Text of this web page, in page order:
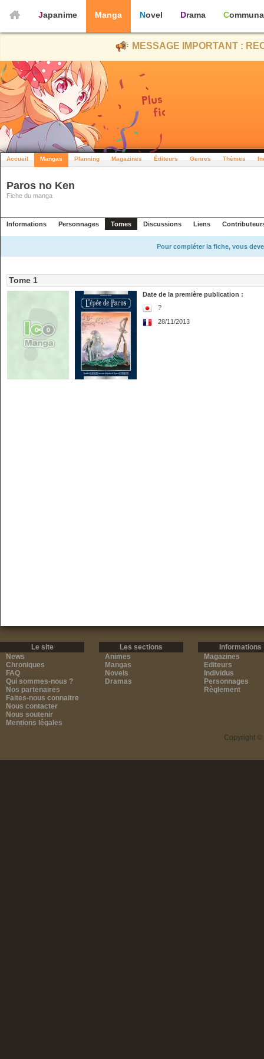
Japanime Manga Novel Drama
MESSAGE IMPORTANT :
Accueil Mangas Planning Magazines Éditeurs Genres Thèmes
Paros no Ken
Fiche du manga
Informations Personnages Tomes Discussions Liens
Pour compléter la fiche, vous
Tome 1
Date de la première publication :
?
28/11/2013
Le site
News
Chroniques
FAQ
Qui sommes-nous ?
Nos partenaires
Faites-nous connaitre
Nous contacter
Nous soutenir
Mentions légales
Les sections
Animes
Mangas
Novels
Dramas
Informations
Magazines
Editeurs
Individus
Personnages
Règlement
Copyright ©